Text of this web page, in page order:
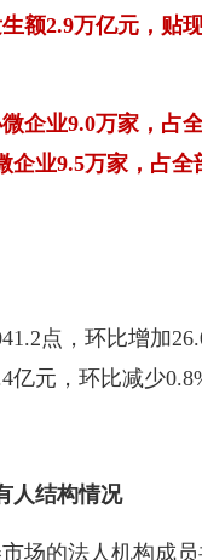
额2.9万亿元，贴
企业9.0万家，占
企业9.5万家，占
点，环比增加
亿元，环比减少
人结构情况
场的法人机构成